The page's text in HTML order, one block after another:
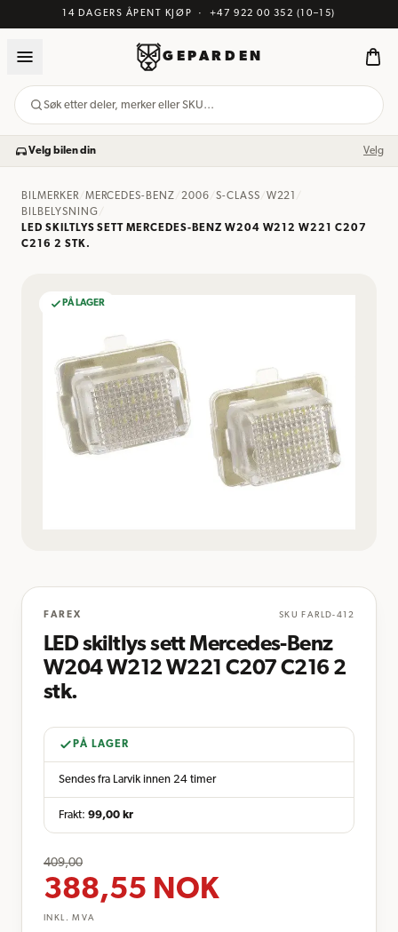
14 DAGERS ÅPENT KJØP · +47 922 00 352 (10–15)
GEPARDEN
Søk etter deler, merker eller SKU…
Velg bilen din Velg
BILMERKER/ MERCEDES-BENZ /2006 S-CLASS W221
BILBELYSNING
LED SKILTLYS SETT MERCEDES-BENZ W204 W212 W221 C207
C216 2 STK.
PÅ LAGER
FAREX SKUFARLD-412
LED skiltlys sett Mercedes-Benz
W204 W212 W221 C207 C216 2
stk.
PÅ LAGER
Sendes fra Larvik innen 24 timer
Frakt: 99,00 kr
409,00
388,55 NOK
INKL. MVA